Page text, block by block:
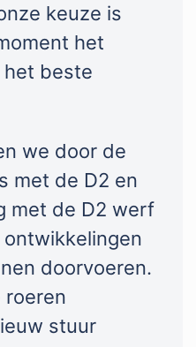
keuze is
het
het beste
we door de
met de D2 en
met de D2 werf
ontwikkelingen
doorvoeren.
roeren
stuur